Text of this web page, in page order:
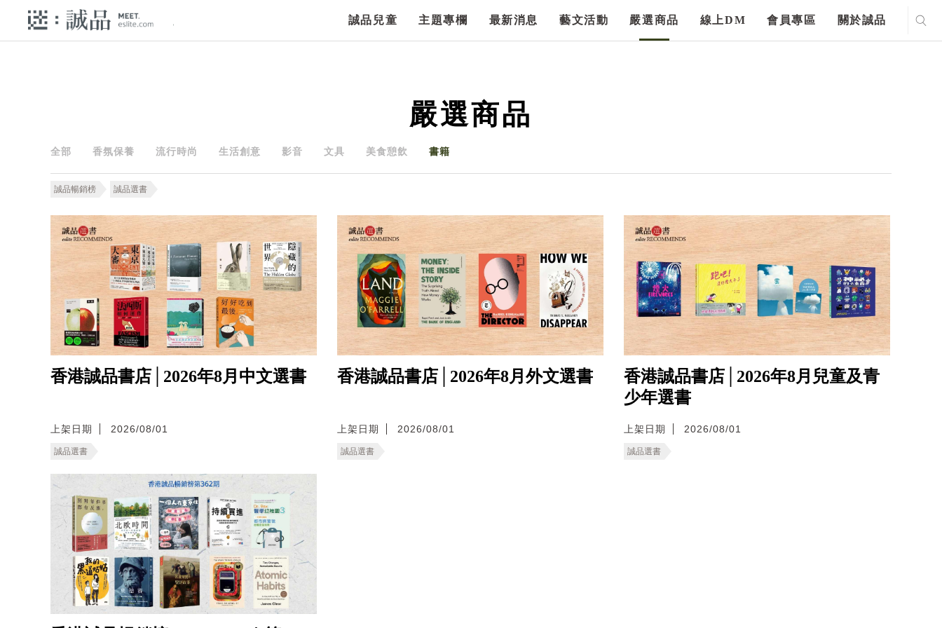
誠品兒童 主題專欄 最新消息 藝文活動 嚴選商品 線上DM 會員專區 關於誠品
嚴選商品
全部 香氛保養 流行時尚 生活創意 影音 文具 美食憩飲 書籍
誠品暢銷榜 誠品選書
香港誠品書店│2026年8月中文選書
上架日期 2026/08/01
誠品選書
香港誠品書店│2026年8月外文選書
上架日期 2026/08/01
誠品選書
香港誠品書店│2026年8月兒童及青
少年選書
上架日期 2026/08/01
誠品選書